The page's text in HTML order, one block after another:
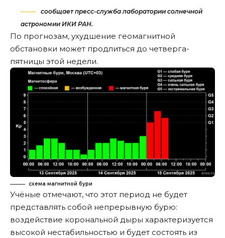
сообщает пресс-служба лаборатории солнечной
астрономии ИКИ РАН.
По прогнозам, ухудшение геомагнитной
обстановки может продлиться до четверга-
пятницы этой недели.
схема магнитной бури
Учёные отмечают, что этот период не будет
представлять собой непрерывную бурю:
воздействие корональной дыры характеризуется
высокой нестабильностью и будет состоять из